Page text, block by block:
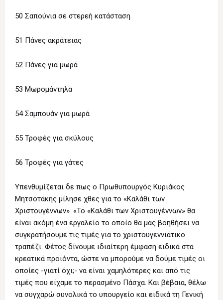
50 Σαπούνια σε στερεή κατάσταση
51 Πάνες ακράτειας
52 Πάνες για μωρά
53 Μωρομάντηλα
54 Σαμπουάν για μωρά
55 Τροφές για σκύλους
56 Τροφές για γάτες
Υπενθυμίζεται δε πως ο Πρωθυπουργός Κυριάκος
Μητσοτάκης μίλησε χθες για το «Καλάθι των
Χριστουγέννων». «Το «Καλάθι των Χριστουγέννων» θα
είναι ακόμη ένα εργαλείο το οποίο θα μας βοηθήσει να
συγκρατήσουμε τις τιμές για το χριστουγεννιάτικο
τραπέζι. Φέτος δίνουμε ιδιαίτερη έμφαση ειδικά στα
κρεατικά προϊόντα, ώστε να μπορούμε να δούμε τιμές οι
οποίες -γιατί όχι;- να είναι χαμηλότερες και από τις
τιμές που είχαμε το περασμένο Πάσχα. Και βέβαια, θέλω
να συγχαρώ συνολικά το υπουργείο και ειδικά τη Γενική